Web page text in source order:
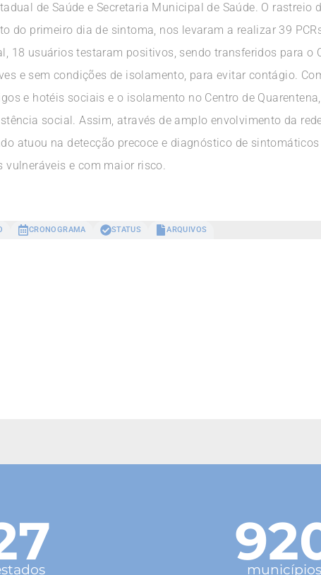
de Saúde e Secretaria Municipal de Saúde. O rastreio
do primeiro dia de sintoma, nos levaram a realizar 39
18 usuários testaram positivos, sendo transferidos para o
e sem condições de isolamento, para evitar contágio.
e hotéis sociais e o isolamento no Centro de
social. Assim, através de amplo envolvimento da
atuou na detecção precoce e diagnóstico de sintomáticos
vulneráveis e com maior risco.
CRONOGRAMA STATUS ARQUIVOS
municípios